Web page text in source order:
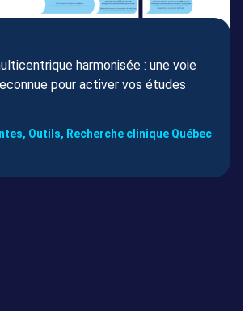
harmonisée : une voie
pour activer vos études
Outils, Recherche clinique Québec